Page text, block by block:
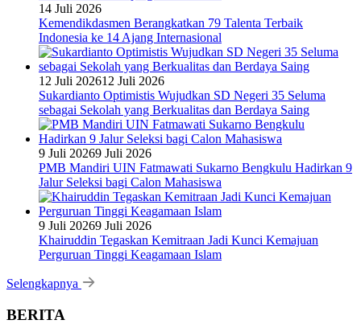
14 Juli 2026
Kemendikdasmen Berangkatkan 79 Talenta Terbaik
Indonesia ke 14 Ajang Internasional
12 Juli 202612 Juli 2026
Sukardianto Optimistis Wujudkan SD Negeri 35 Seluma
sebagai Sekolah yang Berkualitas dan Berdaya Saing
9 Juli 20269 Juli 2026
PMB Mandiri UIN Fatmawati Sukarno Bengkulu Hadirkan 9
Jalur Seleksi bagi Calon Mahasiswa
9 Juli 20269 Juli 2026
Khairuddin Tegaskan Kemitraan Jadi Kunci Kemajuan
Perguruan Tinggi Keagamaan Islam
Selengkapnya
BERITA